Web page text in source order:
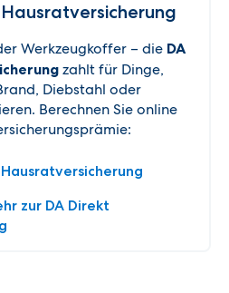
Werkzeugkoffer – die DA
zahlt für Dinge,
Diebstahl oder
Berechnen Sie online
zur DA Direkt